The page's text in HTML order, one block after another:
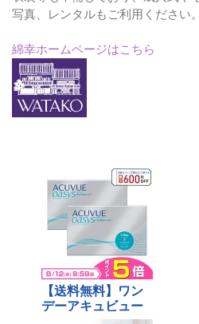
写真、レンタルもご利用ください。
綿幸ホームページはこちら